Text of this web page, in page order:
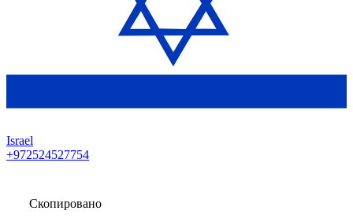
Israel
+972524527754
Скопировано